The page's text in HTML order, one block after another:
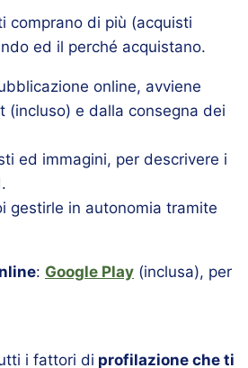
comprano di più (acquisti
ed il perché acquistano.
online, avviene
(incluso) e dalla consegna dei
ed immagini, per descrivere i
gestirle in autonomia tramite
: Google Play (inclusa), per
i fattori di profilazione che ti